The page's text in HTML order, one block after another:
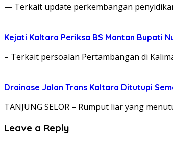
— Terkait update perkembangan
Kejati Kaltara Periksa BS Mantan Bupati
– Terkait persoalan Pertambangan di
Drainase Jalan Trans Kaltara Ditutupi
TANJUNG SELOR – Rumput liar yang
Leave a Reply